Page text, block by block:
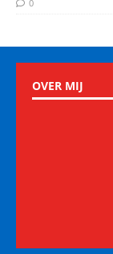
0
OVER MIJ